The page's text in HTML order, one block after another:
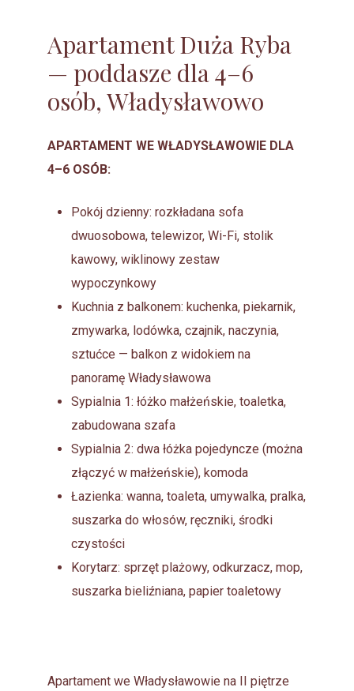
Apartament Duża Ryba
— poddasze dla 4–6
osób, Władysławowo
APARTAMENT WE WŁADYSŁAWOWIE DLA
4–6 OSÓB:
Pokój dzienny: rozkładana sofa
dwuosobowa, telewizor, Wi-Fi, stolik
kawowy, wiklinowy zestaw
wypoczynkowy
Kuchnia z balkonem: kuchenka, piekarnik,
zmywarka, lodówka, czajnik, naczynia,
sztućce — balkon z widokiem na
panoramę Władysławowa
Sypialnia 1: łóżko małżeńskie, toaletka,
zabudowana szafa
Sypialnia 2: dwa łóżka pojedyncze (można
złączyć w małżeńskie), komoda
Łazienka: wanna, toaleta, umywalka, pralka,
suszarka do włosów, ręczniki, środki
czystości
Korytarz: sprzęt plażowy, odkurzacz, mop,
suszarka bieliźniana, papier toaletowy
Apartament we Władysławowie na II piętrze